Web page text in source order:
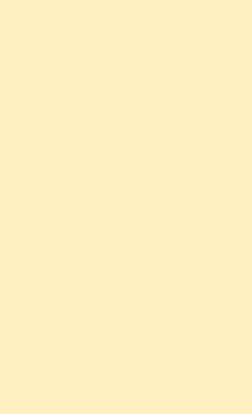
marginal, il
univers
assassins,
Son œuvre